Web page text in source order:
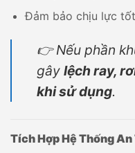
Đảm bảo chịu lực
👉 Nếu phần
gây lệch ray,
khi sử dụng.
Tích Hợp Hệ Thống An